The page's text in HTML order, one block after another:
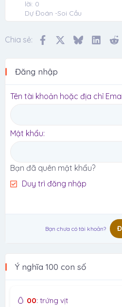
lời: 0
Dự Đoán -Soi Cầu
Chia sẻ: FacebookBluesky
Đăng nhập
Tên tài khoản hoặc địa chỉ
Mật khẩu
Bạn đã quên mật khẩu?
Duy trì đăng nhập
Bạn chưa có tài khoản?
Ý nghĩa 100 con số
🥚 00: trứng vịt